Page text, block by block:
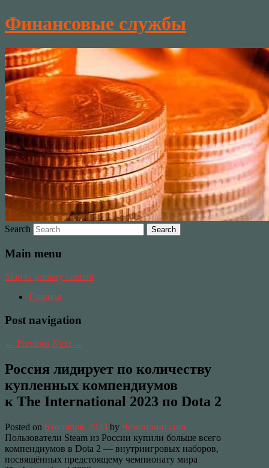
Финансовые службы
Search
Main menu
Skip to primary content
Главная
Post navigation
← Previous Next →
Россия лидирует по количеству
купленных компендиумов
к The International 2023 по Dota 2
Posted on 6 октября, 2023 by Чемпионат.com
Пользователи Steam из России купили больше всего
компендиумов в Dota 2 — внутриигровых наборов,
посвящённых предстоящему чемпионату мира